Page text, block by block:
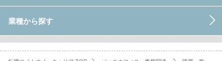
業種から探す